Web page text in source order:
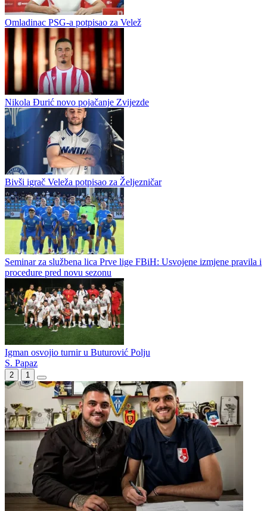
Novi termin meča TOŠK - Zvijezda
Promijenjen je termin utakmice prvog kola Prve lige Federacije
Bosne i Hercegovine između TOŠK-a i Zvijezde, potvrđeno je iz
redova gradačačkog kluba. Umjesto prvobitno planiranog...
Omladinac PSG-a potpisao za Velež
Nikola Đurić novo pojačanje Zvijezde
Bivši igrač Veleža potpisao za Željezničar
Seminar za službena lica Prve lige FBiH: Usvojene izmjene pravila i
procedure pred novu sezonu